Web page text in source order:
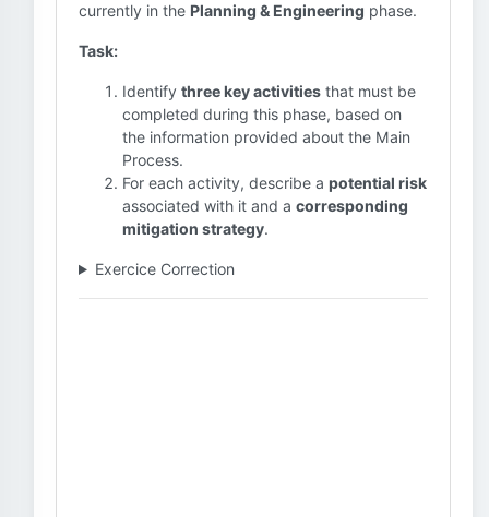
currently in the Planning & Engineering phase.
Task:
Identify three key activities that must be
completed during this phase, based on
the information provided about the Main
Process.
For each activity, describe a potential risk
associated with it and a corresponding
mitigation strategy.
Exercice Correction